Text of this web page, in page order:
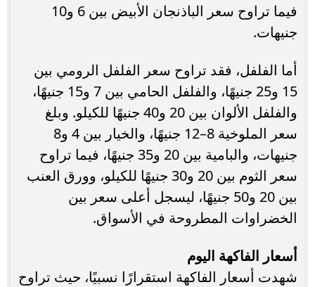
فيما تراوح سعر الباذنجان الأبيض بين 6 و10
جنيهات.
أما الفلفل، فقد تراوح سعر الفلفل الرومي بين
15 و25 جنيهًا، والفلفل الحامي بين 7 و15 جنيهًا،
والفلفل الألوان بين 20 و40 جنيهًا للكيلو. وبلغ
سعر الملوخية 8–12 جنيهًا، والخيار بين 4 و8
جنيهات، والبامية بين 20 و35 جنيهًا، فيما تراوح
سعر الثوم بين 20 و30 جنيهًا للكيلو، وورق العنب
بين 20 و50 جنيهًا، ليسجل أعلى سعر بين
الخضراوات المطروحة في الأسواق.
أسعار الفاكهة اليوم
شهدت أسعار الفاكهة استقرارًا نسبيًا، حيث تراوح